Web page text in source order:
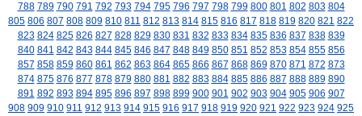
788 789 790 791 792 793 794 795 796 797 798 799 800 801 802 803 804
805 806 807 808 809 810 811 812 813 814 815 816 817 818 819 820 821 822
823 824 825 826 827 828 829 830 831 832 833 834 835 836 837 838 839
840 841 842 843 844 845 846 847 848 849 850 851 852 853 854 855 856
857 858 859 860 861 862 863 864 865 866 867 868 869 870 871 872 873
874 875 876 877 878 879 880 881 882 883 884 885 886 887 888 889 890
891 892 893 894 895 896 897 898 899 900 901 902 903 904 905 906 907
908 909 910 911 912 913 914 915 916 917 918 919 920 921 922 923 924 925